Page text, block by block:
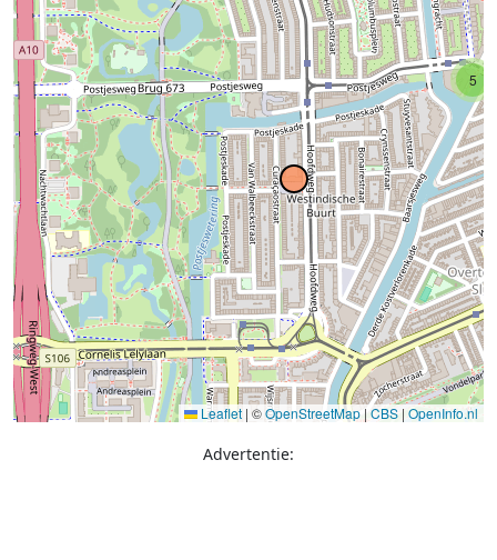
5
Leaflet | ©OpenStreetMap | CBS | OpenInfo.nl
Advertentie: